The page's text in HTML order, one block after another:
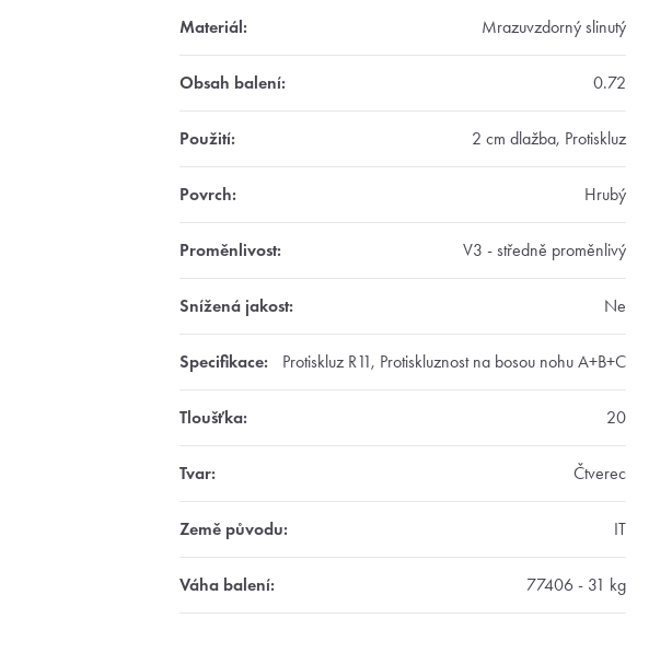
Materiál: Mrazuvzdorný slinutý
Obsah balení: 0.72
Použití: 2 cm dlažba, Protiskluz
Povrch: Hrubý
Proměnlivost: V3 - středně proměnlivý
Snížená jakost: Ne
Specifikace: Protiskluz R11, Protiskluznost na bosou nohu A+B+C
Tloušťka: 20
Tvar: Čtverec
Země původu: IT
Váha balení: 77406 - 31 kg